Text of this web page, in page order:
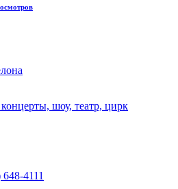
шоу, театр, цирк
4111